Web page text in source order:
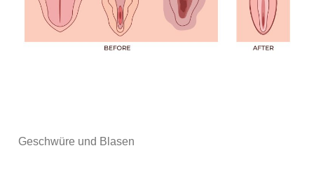
Geschwüre und Blasen